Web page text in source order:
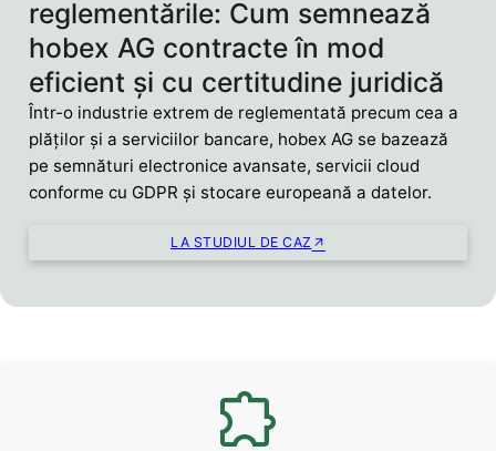
reglementările: Cum semnează
hobex AG contracte în mod
eficient și cu certitudine juridică
Într-o industrie extrem de reglementată precum cea a
plăților și a serviciilor bancare, hobex AG se bazează
pe semnături electronice avansate, servicii cloud
conforme cu GDPR și stocare europeană a datelor.
LA STUDIUL DE CAZ